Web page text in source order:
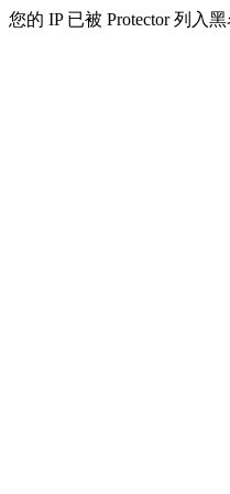
您的 IP 已被 Protector 列入